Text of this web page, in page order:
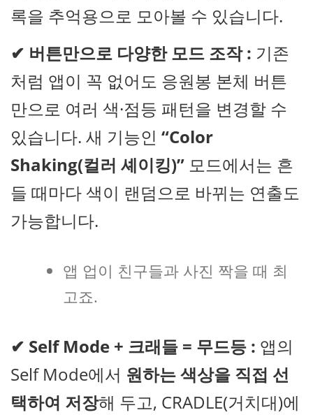
록을 추억용으로 모아볼 수 있습니다.
✔ 버튼만으로 다양한 모드 조작 : 기존
처럼 앱이 꼭 없어도 응원봉 본체 버튼
만으로 여러 색·점등 패턴을 변경할 수
있습니다. 새 기능인 “Color
Shaking(컬러 셰이킹)” 모드에서는 흔
들 때마다 색이 랜덤으로 바뀌는 연출도
가능합니다.
앱 업이 친구들과 사진 짝을 때 최
고죠.
✔ Self Mode + 크래들 = 무드등 : 앱의
Self Mode에서 원하는 색상을 직접 선
택하여 저장해 두고, CRADLE(거치대)에